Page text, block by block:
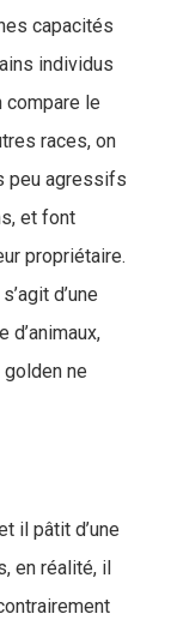
capacités
individus
compare le
races, on
peu agressifs
et font
propriétaire.
d’une
d’animaux,
golden ne
il pâtit d’une
en réalité, il